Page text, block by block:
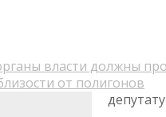
власти должны
от полигонов